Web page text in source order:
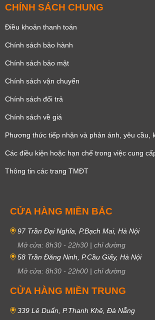
CHÍNH SÁCH CHUNG
Điều khoản thanh toán
Chính sách bảo hành
Chính sách bảo mật
Chính sách vận chuyển
Chính sách đổi trả
Chính sách về giá
Phương thức tiếp nhận và phản ánh, yêu cầu,
Các điều kiện hoặc hạn chế trong việc cung
Thông tin các trang TMĐT
CỬA HÀNG MIỀN BẮC
97 Trần Đại Nghĩa, P.Bạch Mai, Hà Nội
Mở cửa: 8h30 - 22h30 | chỉ đường
58 Trần Đăng Ninh, P.Cầu Giấy, Hà Nội
Mở cửa: 8h30 - 22h00 | chỉ đường
CỬA HÀNG MIỀN TRUNG
339 Lê Duẩn, P.Thanh Khê, Đà Nẵng